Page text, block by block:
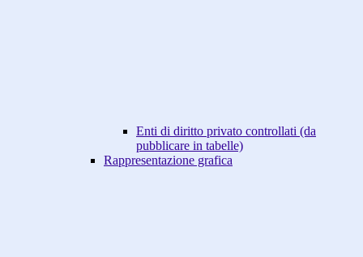
Enti di diritto privato controllati (da
pubblicare in tabelle)
Rappresentazione grafica